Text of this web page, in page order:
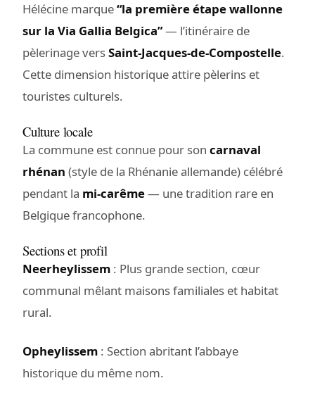
Hélécine marque“la première étape wallonne
sur la Via Gallia Belgica”— l’itinéraire de
pèlerinage versSaint-Jacques-de-Compostelle.
Cette dimension historique attire pèlerins et
touristes culturels.
Culture locale
La commune est connue pour son carnaval
rhénan (style de la Rhénanie allemande) célébré
pendant la mi-carême— une tradition rare en
Belgique francophone.
Sections et profil
Neerheylissem : Plus grande section, cœur
communal mêlant maisons familiales et habitat
rural.
Opheylissem : Section abritant l’abbaye
historique du même nom.